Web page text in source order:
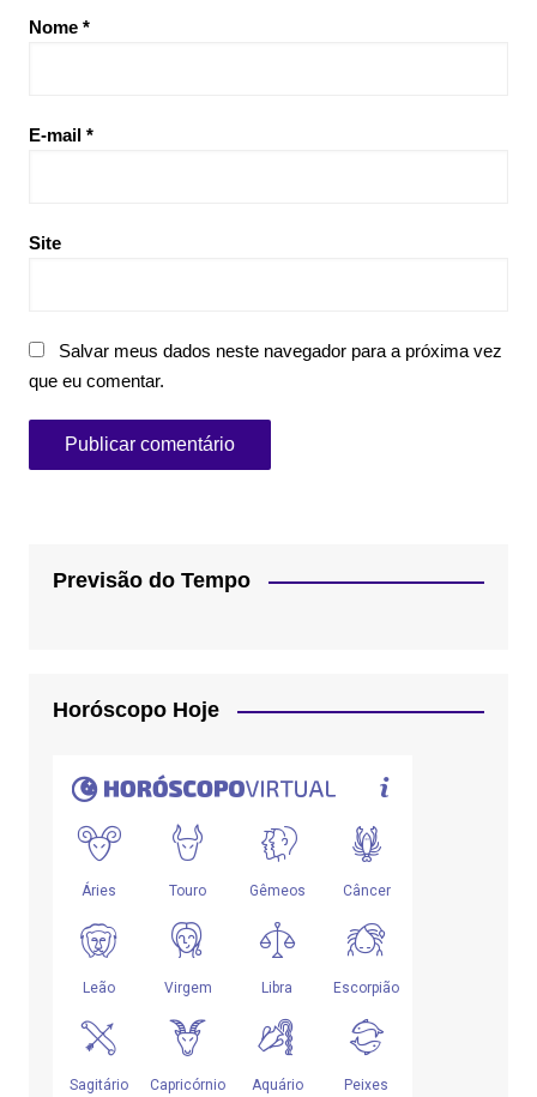
Nome *
E-mail *
Site
Salvar meus dados neste navegador para a próxima vez
que eu comentar.
Previsão do Tempo
Horóscopo Hoje